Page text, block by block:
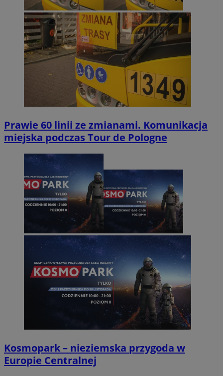
Prawie 60 linii ze zmianami. Komunikacja
miejska podczas Tour de Pologne
Kosmopark – nieziemska przygoda w
Europie Centralnej